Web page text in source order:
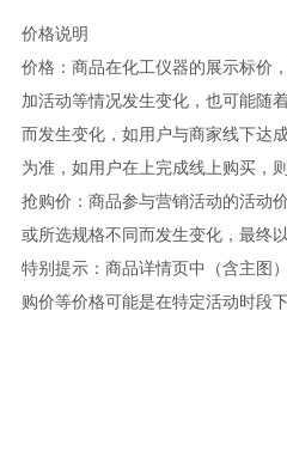
价格说明
价格：商品在化工仪器的展示标价
加活动等情况发生变化，也可能随
而发生变化，如用户与商家线下达
为准，如用户在上完成线上购买，
抢购价：商品参与营销活动的活动
或所选规格不同而发生变化，最终
特别提示：商品详情页中（含主图
购价等价格可能是在特定活动时段